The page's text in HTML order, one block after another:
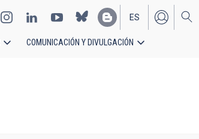
EN
ES
COMUNICACIÓN Y DIVULGACIÓN